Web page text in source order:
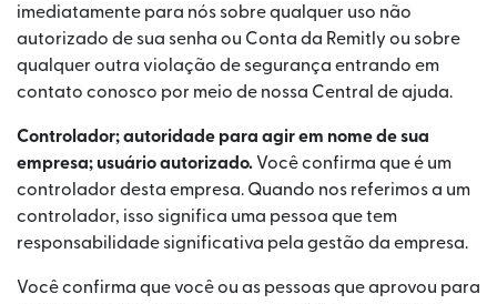
imediatamente para nós sobre qualquer uso não
autorizado de sua senha ou Conta da Remitly ou sobre
qualquer outra violação de segurança entrando em
contato conosco por meio de nossa Central de ajuda.
Controlador; autoridade para agir em nome de sua
empresa; usuário autorizado. Você confirma que é um
controlador desta empresa. Quando nos referimos a um
controlador, isso significa uma pessoa que tem
responsabilidade significativa pela gestão da empresa.
Você confirma que você ou as pessoas que aprovou para